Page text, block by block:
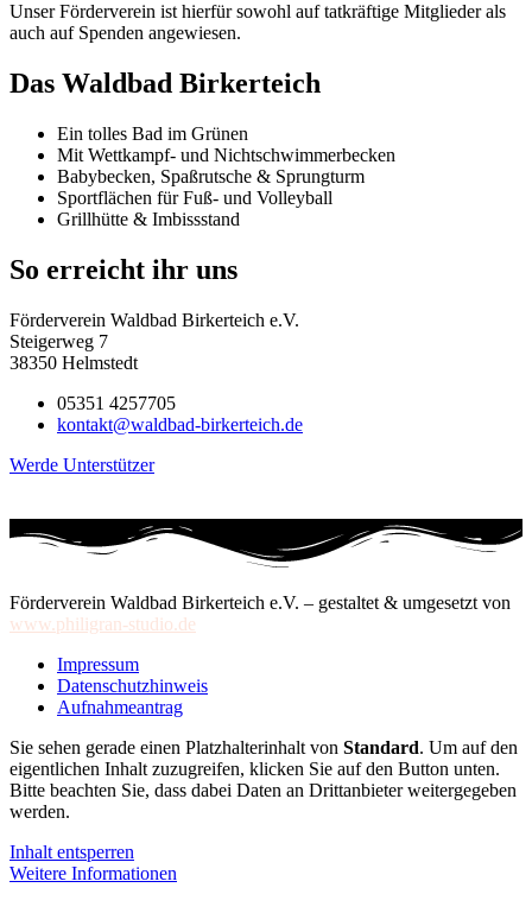
Unser Förderverein ist hierfür sowohl auf tatkräftige Mitglieder als
auch auf Spenden angewiesen.
Das Waldbad Birkerteich
Ein tolles Bad im Grünen
Mit Wettkampf- und Nichtschwimmerbecken
Babybecken, Spaßrutsche & Sprungturm
Sportflächen für Fuß- und Volleyball
Grillhütte & Imbissstand
So erreicht ihr uns
Förderverein Waldbad Birkerteich e.V.
Steigerweg 7
38350 Helmstedt
05351 4257705
kontakt@waldbad-birkerteich.de
Werde Unterstützer
Förderverein Waldbad Birkerteich e.V. – gestaltet & umgesetzt von
www.philigran-studio.de
Impressum
Datenschutzhinweis
Aufnahmeantrag
Sie sehen gerade einen Platzhalterinhalt von Standard. Um auf den
eigentlichen Inhalt zuzugreifen, klicken Sie auf den Button unten.
Bitte beachten Sie, dass dabei Daten an Drittanbieter weitergegeben
werden.
Inhalt entsperren
Weitere Informationen